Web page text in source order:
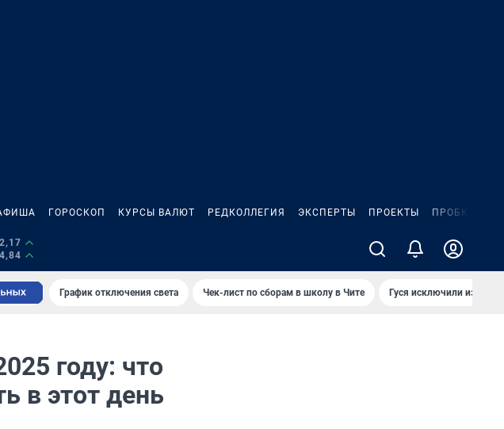
ГОРОСКОП КУРСЫ ВАЛЮТ РЕДКОЛЛЕГИЯ ЭКСПЕРТЫ ПРОЕКТЫ ПРОБКИ
График отключения света Чек-лист по сборам в школу в Чите Гуся исключили из
году: что
в этот день